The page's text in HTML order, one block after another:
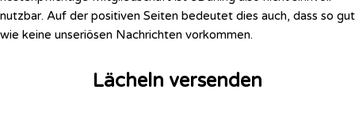
nutzbar. Auf der positiven Seiten bedeutet dies auch, dass so gut
wie keine unseriösen Nachrichten vorkommen.
Lächeln versenden